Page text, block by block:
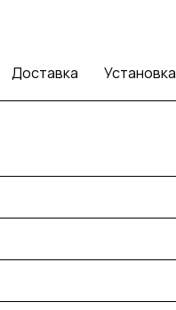
Доставка Установка